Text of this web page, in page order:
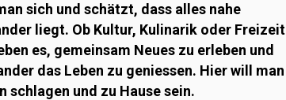
sich und schätzt, dass alles nahe
liegt. Ob Kultur, Kulinarik oder Freizeit
es, gemeinsam Neues zu erleben und
das Leben zu geniessen. Hier will man
schlagen und zu Hause sein.